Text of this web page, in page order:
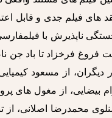
های فیلم جدی و قابل
ناپذیرش با
فرخزاد تا باد جن
از مسعود
بیضایی، از مغول های
محمدرضا اصلانی، از